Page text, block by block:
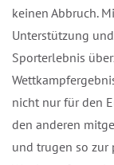
keinen Abbruch.
Unterstützung
Sporterlebnis
nicht nur für den
den anderen
und trugen so zur